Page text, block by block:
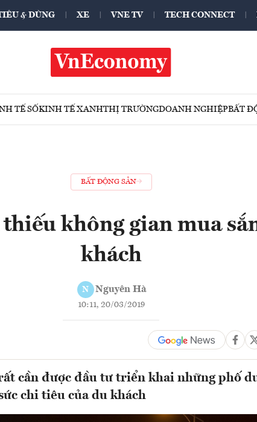
& DÙNG XE VNE TV TECH CONNECT
TẾ SỐKINH TẾ XANHTHỊ TRƯỜNGDOANH NGHIỆPBẤT
BẤT ĐỘNG SẢN
không gian mua
khách
N Nguyên Hà
10:11, 20/03/2019
cần được đầu tư triển khai những phố
chi tiêu của du khách